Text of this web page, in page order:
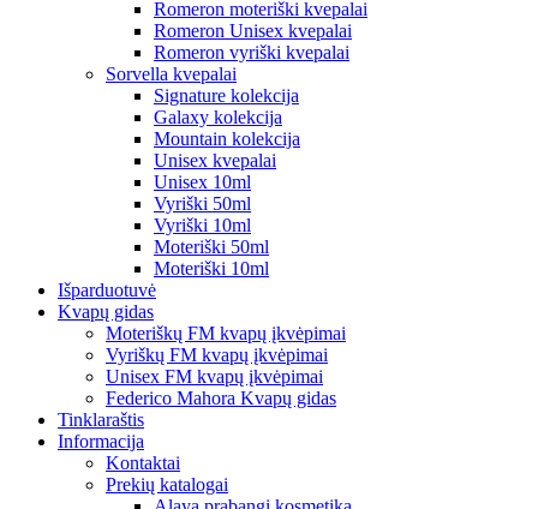
Romeron moteriški kvepalai
Romeron Unisex kvepalai
Romeron vyriški kvepalai
Sorvella kvepalai
Signature kolekcija
Galaxy kolekcija
Mountain kolekcija
Unisex kvepalai
Unisex 10ml
Vyriški 50ml
Vyriški 10ml
Moteriški 50ml
Moteriški 10ml
Išparduotuvė
Kvapų gidas
Moteriškų FM kvapų įkvėpimai
Vyriškų FM kvapų įkvėpimai
Unisex FM kvapų įkvėpimai
Federico Mahora Kvapų gidas
Tinklaraštis
Informacija
Kontaktai
Prekių katalogai